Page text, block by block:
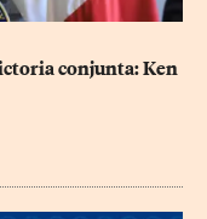
conjunta: Ken